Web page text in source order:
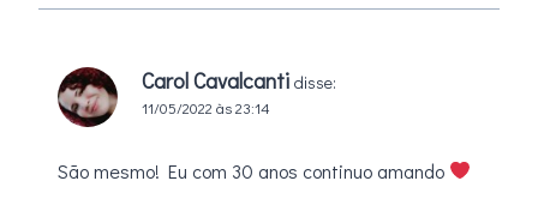
Carol Cavalcanti disse:
11/05/2022 às 23:14
São mesmo! Eu com 30 anos continuo amando